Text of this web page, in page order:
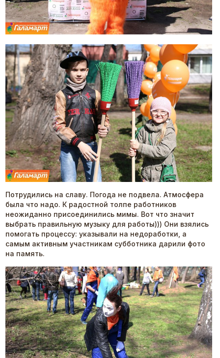
Потрудились на славу. Погода не подвела. Атмосфера
была что надо. К радостной толпе работников
неожиданно присоединились мимы. Вот что значит
выбрать правильную музыку для работы))) Они взялись
помогать процессу: указывали на недоработки, а
самым активным участникам субботника дарили фото
на память.